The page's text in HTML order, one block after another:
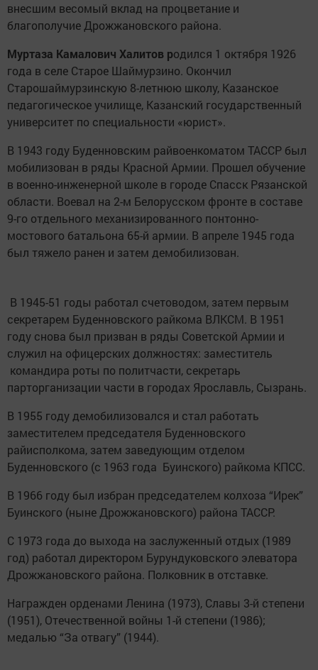
внесшим весомый вклад на процветание и
благополучие Дрожжановского района.
Муртаза Камалович Халитов родился 1 октября 1926
года в селе Старое Шаймурзино. Окончил
Старошаймурзинскую 8-летнюю школу, Казанское
педагогическое училище, Казанский государственный
университет по специальности «юрист».
В 1943 году Буденновским райвоенкоматом ТАССР был
мобилизован в ряды Красной Армии. Прошел обучение
в военно-инженерной школе в городе Спасск Рязанской
области. Воевал на 2-м Белорусском фронте в составе
9-го отдельного механизированного понтонно-
мостового батальона 65-й армии. В апреле 1945 года
был тяжело ранен и затем демобилизован.
В 1945-51 годы работал счетоводом, затем первым
секретарем Буденновского райкома ВЛКСМ. В 1951
году снова был призван в ряды Советской Армии и
служил на офицерских должностях: заместитель
командира роты по политчасти, секретарь
парторганизации части в городах Ярославль, Сызрань.
В 1955 году демобилизовался и стал работать
заместителем председателя Буденновского
райисполкома, затем заведующим отделом
Буденновского (с 1963 года Буинского) райкома КПСС.
В 1966 году был избран председателем колхоза “Ирек”
Буинского (ныне Дрожжановского) района ТАССР.
С 1973 года до выхода на заслуженный отдых (1989
год) работал директором Бурундуковского элеватора
Дрожжановского района. Полковник в отставке.
Награжден орденами Ленина (1973), Славы 3-й степени
(1951), Отечественной войны 1-й степени (1986);
медалью “За отвагу” (1944).